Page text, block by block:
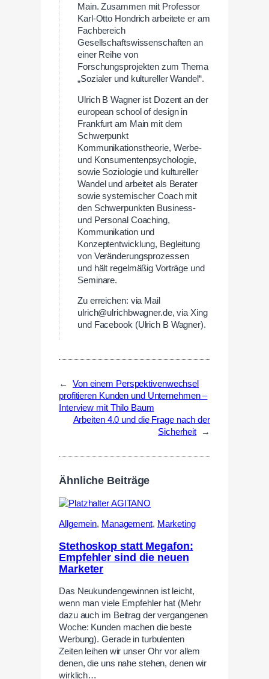
Main. Zusammen mit Professor
Karl-Otto Hondrich arbeitete er am
Fachbereich
Gesellschaftswissenschaften an
einer Reihe von
Forschungsprojekten zum Thema
„Sozialer und kultureller Wandel“.
Ulrich B Wagner ist Dozent an der
european school of design in
Frankfurt am Main mit dem
Schwerpunkt
Kommunikationstheorie, Werbe-
und Konsumentenpsychologie,
sowie Soziologie und kultureller
Wandel und arbeitet als Berater
sowie systemischer Coach mit
den Schwerpunkten Business-
und Personal Coaching,
Kommunikation und
Konzeptentwicklung, Begleitung
von Veränderungsprozessen
und hält regelmäßig Vorträge und
Seminare.
Zu erreichen: via Mail
ulrich@ulrichbwagner.de, via Xing
und Facebook (Ulrich B Wagner).
←
Von einem Perspektivenwechsel
profitieren Kunden und Unternehmen –
Interview mit Thilo Baum
Arbeiten 4.0 und die Frage nach der
Sicherheit
→
Ähnliche Beiträge
Allgemein, Management, Marketing
Stethoskop statt Megafon:
Empfehler sind die neuen
Marketer
Das Neukundengewinnen ist leicht,
wenn man viele Empfehler hat (Mehr
dazu auch im Beitrag der vergangenen
Woche: Kunden machen die beste
Werbung). Gerade in turbulenten
Zeiten leihen wir unser Ohr vor allem
denen, die uns nahe stehen, denen wir
wirklich…